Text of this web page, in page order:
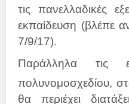
τις πανελλαδικές
εκπαίδευση (βλέπε
7/9/17).
Παράλληλα τις
πολυνομοσχεδίου,
θα περιέχει